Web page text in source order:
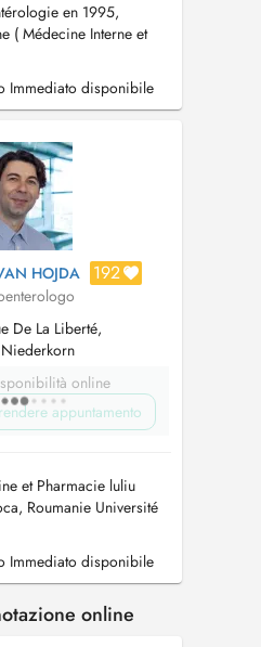
en 1995,
( Médecine Interne et
2001. Activité
universitaire en
de la RCH 2- ...
Immediato disponibile
HOJDA 192
De La Liberté,
online
appuntamento
et Pharmacie luliu
Roumanie Université
Bruxelles, Belgique
FDIU Étude des
chroniques
Immediato disponibile
online